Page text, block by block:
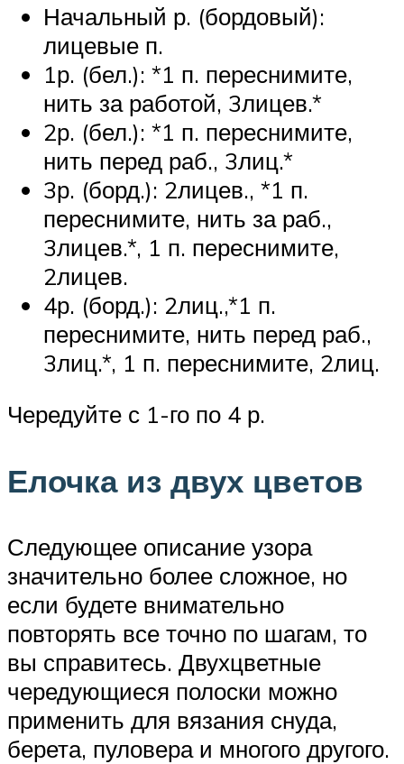
Начальный р. (бордовый):
лицевые п.
1р. (бел.): *1 п. переснимите,
нить за работой, 3лицев.*
2р. (бел.): *1 п. переснимите,
нить перед раб., 3лиц.*
3р. (борд.): 2лицев., *1 п.
переснимите, нить за раб.,
3лицев.*, 1 п. переснимите,
2лицев.
4р. (борд.): 2лиц.,*1 п.
переснимите, нить перед раб.,
3лиц.*, 1 п. переснимите, 2лиц.
Чередуйте с 1-го по 4 р.
Елочка из двух цветов
Следующее описание узора
значительно более сложное, но
если будете внимательно
повторять все точно по шагам, то
вы справитесь. Двухцветные
чередующиеся полоски можно
применить для вязания снуда,
берета, пуловера и многого другого.